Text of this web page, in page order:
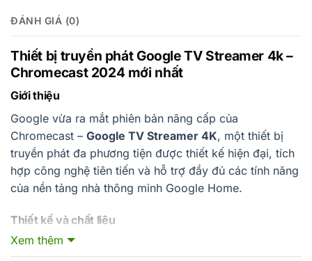
ĐÁNH GIÁ (0)
Thiết bị truyền phát Google TV Streamer 4k –
Chromecast 2024 mới nhất
Giới thiệu
Google vừa ra mắt phiên bản nâng cấp của
Chromecast – Google TV Streamer 4K, một thiết bị
truyền phát đa phương tiện được thiết kế hiện đại, tích
hợp công nghệ tiên tiến và hỗ trợ đầy đủ các tính năng
của nền tảng nhà thông minh Google Home.
Thiết kế và chất liệu
Streamer được làm từ nhựa cao cấp, chống bám bụi và
Xem thêm